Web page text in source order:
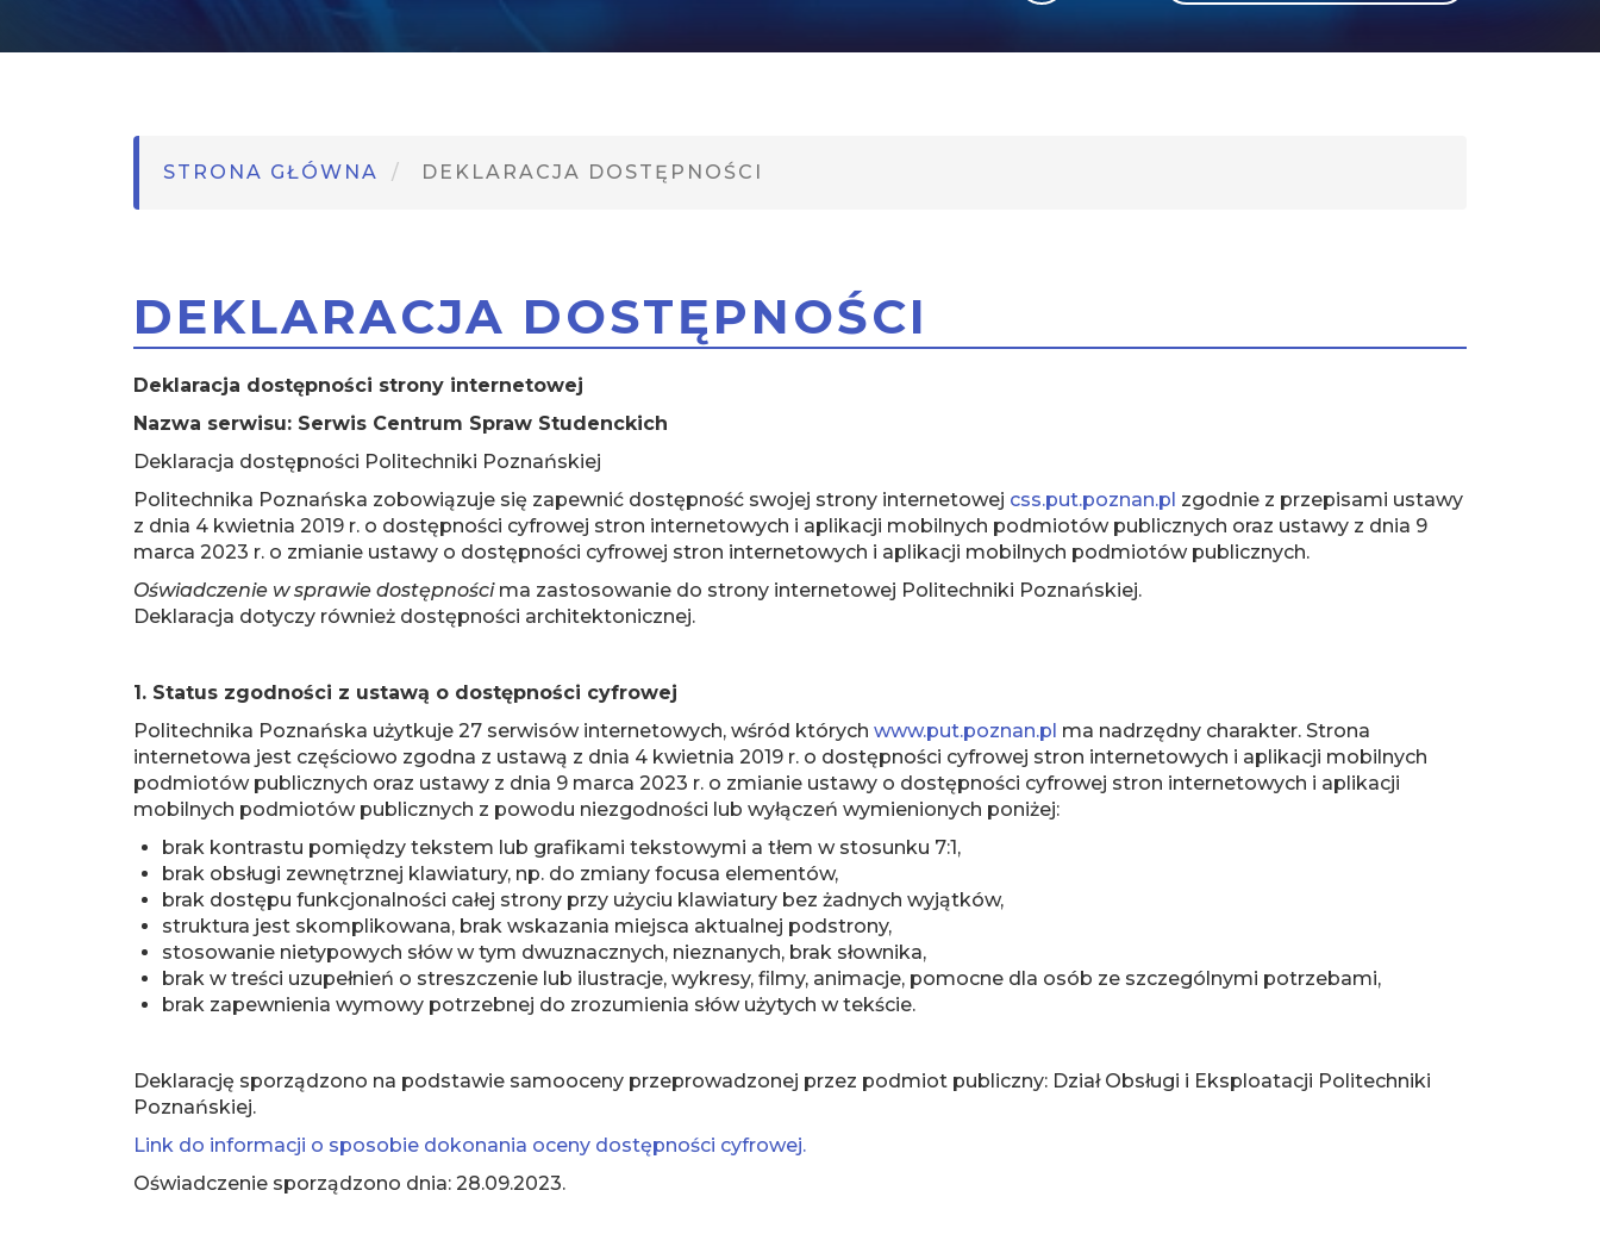
STRONA GŁÓWNA DEKLARACJA DOSTĘPNOŚCI
DEKLARACJA DOSTĘPNOŚCI
Deklaracja dostępności strony internetowej
Nazwa serwisu: Serwis Centrum Spraw Studenckich
Deklaracja dostępności Politechniki Poznańskiej
Politechnika Poznańska zobowiązuje się zapewnić dostępność swojej strony internetowej css.put.poznan.pl zgodnie z przepisami ustawy
z dnia 4 kwietnia 2019 r. o dostępności cyfrowej stron internetowych i aplikacji mobilnych podmiotów publicznych oraz ustawy z dnia 9
marca 2023 r. o zmianie ustawy o dostępności cyfrowej stron internetowych i aplikacji mobilnych podmiotów publicznych.
Oświadczenie w sprawie dostępnościma zastosowanie do strony internetowej Politechniki Poznańskiej.
Deklaracja dotyczy również dostępności architektonicznej.
1. Status zgodności z ustawą o dostępności cyfrowej
Politechnika Poznańska użytkuje 27 serwisów internetowych, wśród których www.put.poznan.pl ma nadrzędny charakter. Strona
internetowa jest częściowo zgodna z ustawą z dnia 4 kwietnia 2019 r. o dostępności cyfrowej stron internetowych i aplikacji mobilnych
podmiotów publicznych oraz ustawy z dnia 9 marca 2023 r. o zmianie ustawy o dostępności cyfrowej stron internetowych i aplikacji
mobilnych podmiotów publicznych z powodu niezgodności lub wyłączeń wymienionych poniżej:
brak kontrastu pomiędzy tekstem lub grafikami tekstowymi a tłem w stosunku 7:1,
brak obsługi zewnętrznej klawiatury, np. do zmiany focusa elementów,
brak dostępu funkcjonalności całej strony przy użyciu klawiatury bez żadnych wyjątków,
struktura jest skomplikowana, brak wskazania miejsca aktualnej podstrony,
stosowanie nietypowych słów w tym dwuznacznych, nieznanych, brak słownika,
brak w treści uzupełnień o streszczenie lub ilustracje, wykresy, filmy, animacje, pomocne dla osób ze szczególnymi potrzebami,
brak zapewnienia wymowy potrzebnej do zrozumienia słów użytych w tekście.
Deklarację sporządzono na podstawie samooceny przeprowadzonej przez podmiot publiczny: Dział Obsługi i Eksploatacji Politechniki
Poznańskiej.
Link do informacji o sposobie dokonania oceny dostępności cyfrowej.
Oświadczenie sporządzono dnia: 28.09.2023.